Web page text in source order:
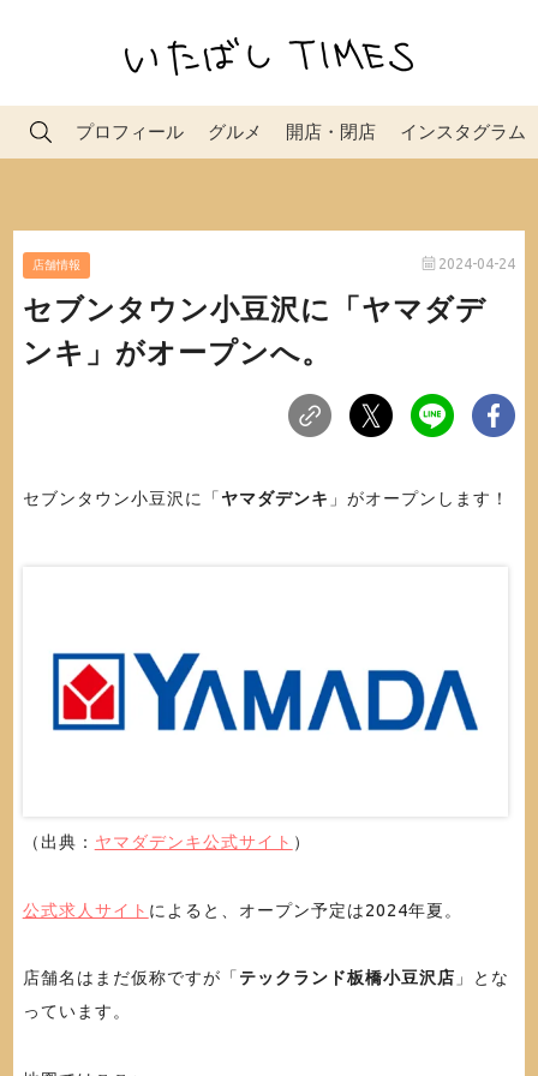
プロフィール グルメ 開店・閉店 インスタグラム
店舗情報 2024-04-24
セブンタウン小豆沢に「ヤマダデ
ンキ」がオープンへ。
セブンタウン小豆沢に「 ヤマダデンキ 」がオープンします！
（出典： ヤマダデンキ公式サイト ）
公式求人サイト によると、オープン予定は2024年夏。
店舗名はまだ仮称ですが「 テックランド板橋小豆沢店 」とな
っています。